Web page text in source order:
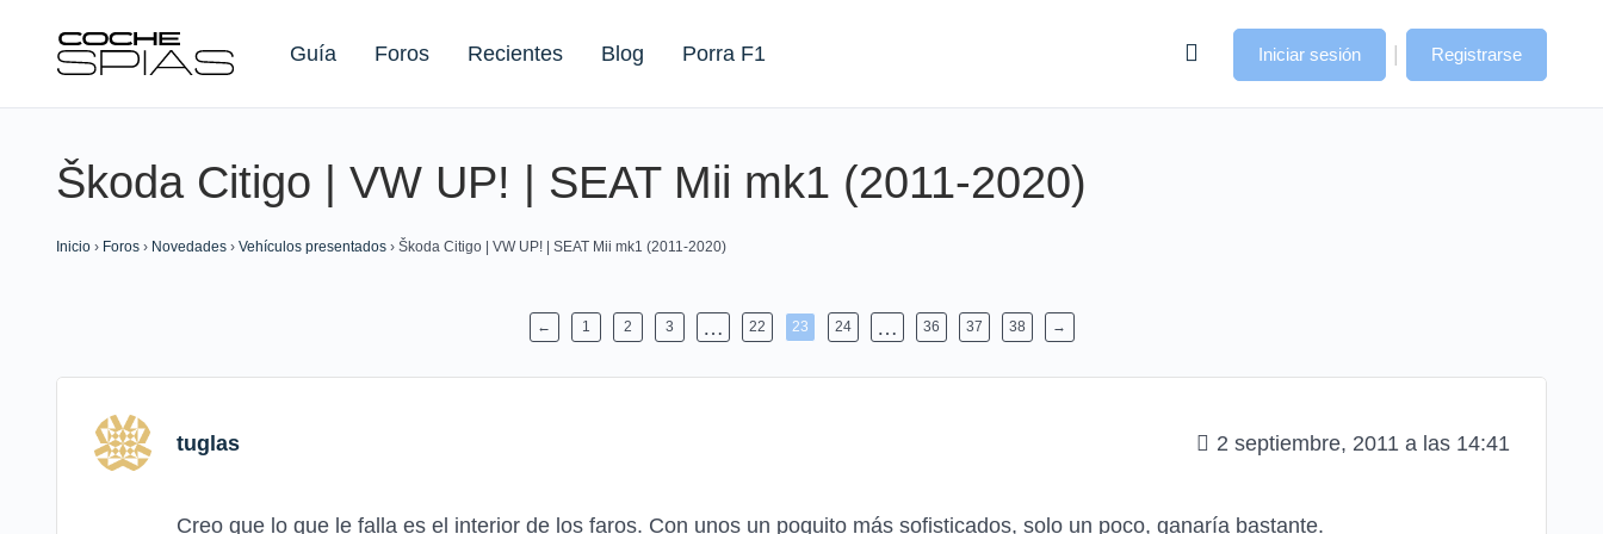
Guía Foros Recientes Blog Porra F1
Buscar:
Iniciar sesión | Registrarse
Škoda Citigo | VW UP! | SEAT Mii mk1 (2011-2020)
Inicio › Foros › Novedades › Vehículos presentados › Škoda Citigo | VW UP! | SEAT Mii mk1 (2011-2020)
← 1 2 3 … 22 23 24 … 36 37 38 →
tuglas 2 septiembre, 2011 a las 14:41
Creo que lo que le falla es el interior de los faros. Con unos un poquito más sofisticados, solo un poco, ganaría bastante.